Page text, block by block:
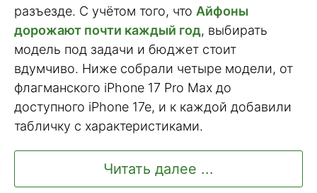
разъезде. С учётом того, что Айфоны
дорожают почти каждый год, выбирать
модель под задачи и бюджет стоит
вдумчиво. Ниже собрали четыре модели, от
флагманского iPhone 17 Pro Max до
доступного iPhone 17e, и к каждой добавили
табличку с характеристиками.
Читать далее ...